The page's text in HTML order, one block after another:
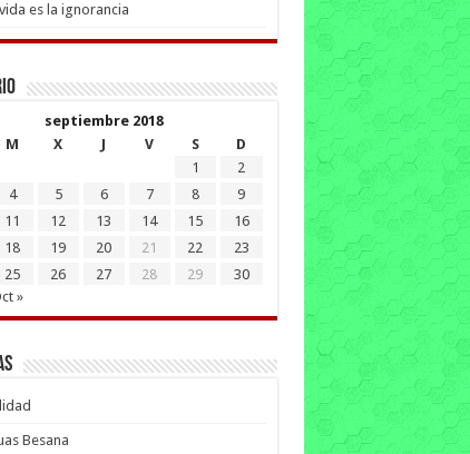
es la ignorancia
septiembre 2018
M X J V S
D
1
2
4 5 6 7 8
9
11 12 13 14 15
16
18 19 20 21 22
23
25 26 27 28 29
30
»
Besana